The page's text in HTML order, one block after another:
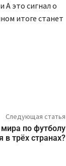
A это сигнал о
итоге станет
Следующая статья
по футболу
в трёх странах?